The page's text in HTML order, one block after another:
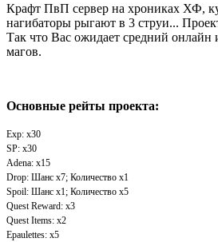
Крафт ПвП сервер на хрониках ХФ,
нагибаторы рыгают в 3 струи...
Так что Вас ожидает средний
магов.
Основные рейты проекта:
Exp: x30
SP: x30
Adena: x15
Drop: Шанс x7; Количество х1
Spoil: Шанс x1; Количество х5
Quest Reward: x3
Quest Items: x2
Epaulettes: x5